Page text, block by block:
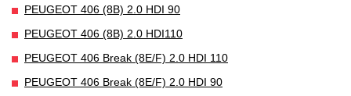
PEUGEOT 406 (8B) 2.0 HDI 90
PEUGEOT 406 (8B) 2.0 HDI110
PEUGEOT 406 Break (8E/F) 2.0 HDI 110
PEUGEOT 406 Break (8E/F) 2.0 HDI 90